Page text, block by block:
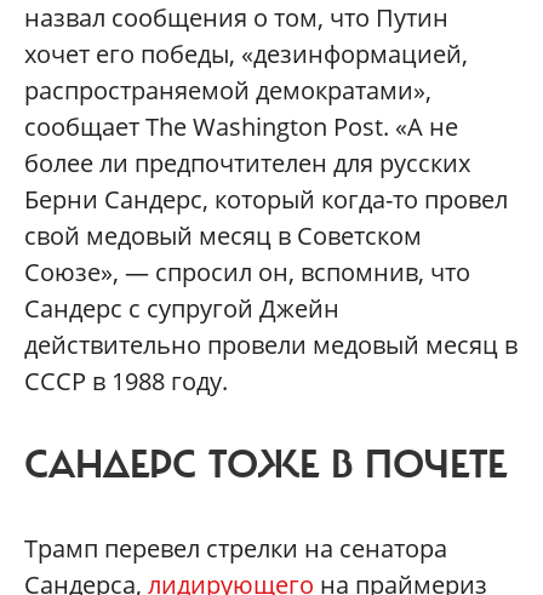
назвал сообщения о том, что Путин
хочет его победы, «дезинформацией,
распространяемой демократами»,
сообщает The Washington Post. «А не
более ли предпочтителен для русских
Берни Сандерс, который когда-то провел
свой медовый месяц в Советском
Союзе», — спросил он, вспомнив, что
Сандерс с супругой Джейн
действительно провели медовый месяц в
СССР в 1988 году.
САНДЕРС ТОЖЕ В ПОЧЕТЕ
Трамп перевел стрелки на сенатора
Сандерса, лидирующего на праймериз